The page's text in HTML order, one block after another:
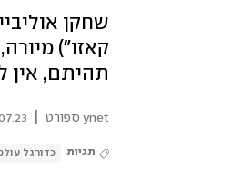
קאזו")
תהיתם, אין
ynet ספורט | 10:47
תגיות כדורגל